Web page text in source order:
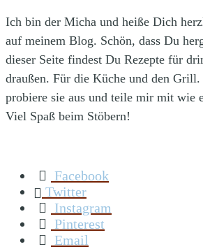
Ich bin der Micha und heiße Dich
auf meinem Blog. Schön, dass Du
dieser Seite findest Du Rezepte für
draußen. Für die Küche und den Grill.
probiere sie aus und teile mir mit wie
Viel Spaß beim Stöbern!
Facebook
Twitter
Instagram
Pinterest
Email